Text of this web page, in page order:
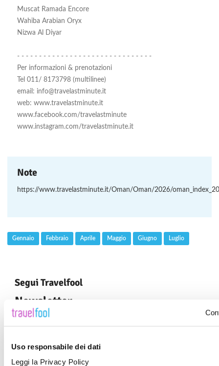
Uso responsabile dei dati
Leggi la Privacy Policy
Muscat Ramada Encore
Wahiba Arabian Oryx
Nizwa Al Diyar
- - - - - - - - - - - - - - - - - - - - - - - - - - - - - - -
Per informazioni & prenotazioni
Tel 011/ 8173798 (multilinee)
email: info@travelastminute.it
web: www.travelastminute.it
www.facebook.com/travelastminute
www.instagram.com/travelastminute.it
Note
https://www.travelastminute.it/Oman/Oman/2026/
Gennaio Febbraio Aprile Maggio Giugno Luglio
Segui Travelfool
Newsletter
Carichiamo centinaia di offerte ogni settimana proposte dai migliori
facebook.